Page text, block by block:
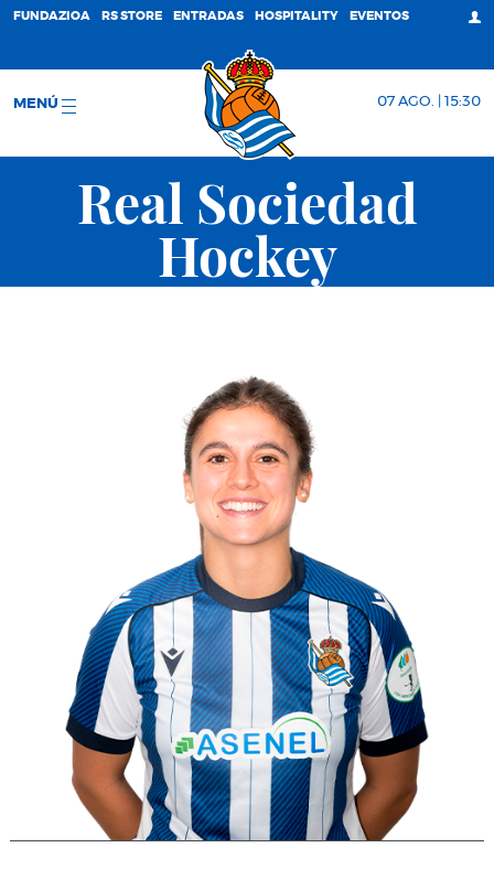
FUNDAZIOA RS STORE ENTRADAS HOSPITALITY EVENTOS
MENÚ 07 AGO. | 15:30
Real Sociedad
Hockey